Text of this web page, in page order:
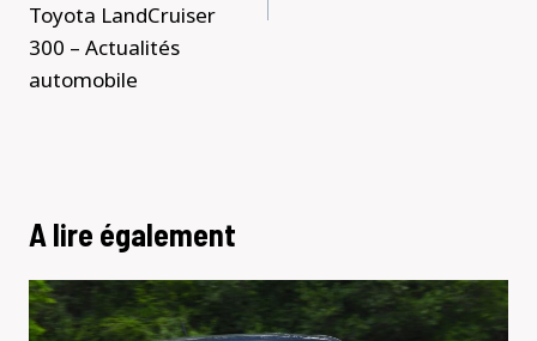
Toyota LandCruiser
300 – Actualités
automobile
A lire également